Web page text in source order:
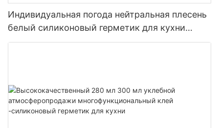
Индивидуальная погода нейтральная плесень
белый силиконовый герметик для кухни
ванной комнаты